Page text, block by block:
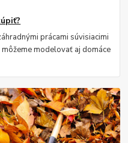
prácami súvisiacimi
modelovať aj domáce